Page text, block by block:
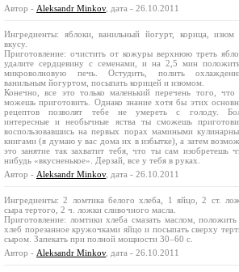
Автор - Aleksandr Minkov, дата - 26.10.2011
Ингредиенты: яблоки, ванильный йогурт, корица, изюм
вкусу.
Приготовление: очистить от кожуры верхнюю треть
удалите сердцевину с семенами, и на 2,5 мин
микроволновую печь. Остудить, полить
ванильным йогуртом, посыпать корицей и изюмом.
Конечно, все это только маленький перечень того, что
можешь приготовить. Однако знание хотя бы этих
рецептов позволят тебе не умереть с голоду.
интересные и необычные яства ты сможешь
воспользовавшись на первых порах мамиными
книгами (я думаю у вас дома их в избытке), а затем
это занятие так захватит тебя, что ты сам изобретешь
нибудь «вкусненькое». Дерзай, все у тебя в руках.
Автор - Aleksandr Minkov, дата - 26.10.2011
Ингредиенты: 2 ломтика белого хлеба, 1 яйцо, 2 ст.
сыра тертого, 2 ч. ложки сливочного масла.
Приготовление: ломтики хлеба смазать маслом, положить
хлеб порезанное кружочками яйцо и посыпать сверху
сыром. Запекать при полной мощности 30–60 с.
Автор - Aleksandr Minkov, дата - 26.10.2011